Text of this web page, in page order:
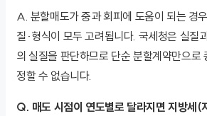
A. 분할매도가 중과 회피에 도움이 되는 경
질·형식이 모두 고려됩니다. 국세청은 실질
의 실질을 판단하므로 단순 분할계약만으로
정할 수 없습니다.
Q. 매도 시점이 연도별로 달라지면 지방세(